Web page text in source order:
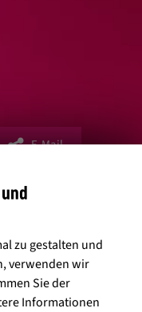
E-Mail
zu gestalten und
verwenden wir
Sie der
Informationen